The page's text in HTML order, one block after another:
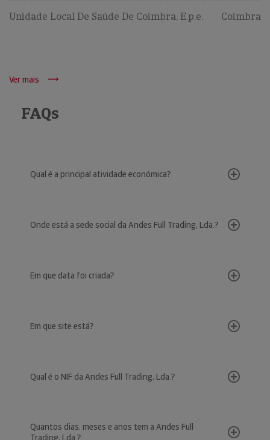
Unidade Local De Saúde De Coimbra, E.p.e. Coimbra
Ver mais
FAQs
Qual é a principal atividade económica?
Onde está a sede social da Andes Full Trading, Lda.?
Em que data foi criada?
Em que site está?
Qual é o NIF da Andes Full Trading, Lda.?
Quantos dias, meses e anos tem a Andes Full
Trading, Lda.?